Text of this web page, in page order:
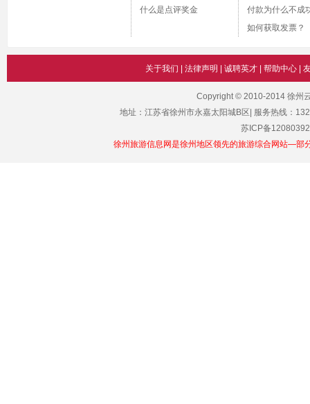
什么是点评奖金
付款为什么不成
如何获取发票？
关于我们 法律声明 诚聘英才| 帮助中心|
Copyright © 2010-2014 徐州
地址：江苏省徐州市永嘉太阳城B区| 服务热线：
苏ICP备
徐州旅游信息网是徐州地区领先的旅游综合网站—部